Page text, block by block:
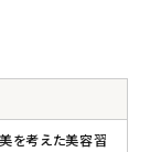
を考えた美容習